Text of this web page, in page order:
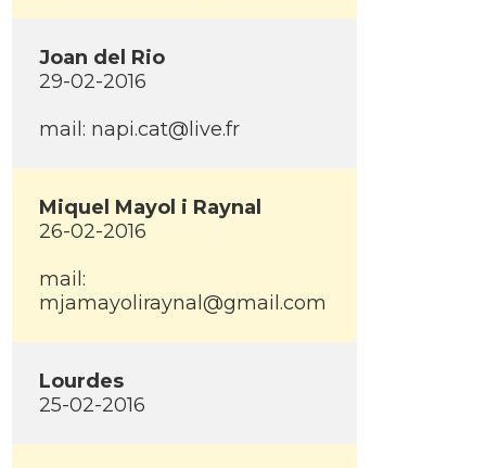
Joan del Rio
29-02-2016
mail: napi.cat@live.fr
Miquel Mayol i Raynal
26-02-2016
mail:
mjamayoliraynal@gmail.com
Lourdes
25-02-2016